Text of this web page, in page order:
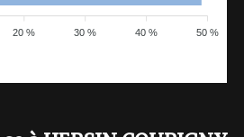
50 %
40 %
30 %
20 %